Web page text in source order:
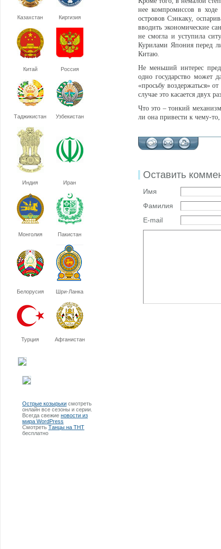
Казахстан Киргизия
Китай Россия
Таджикистан Узбекистан
Индия Иран
Монголия Пакистан
Белорусия Шри-Ланка
Турция Афганистан
Острые козырьки смотреть
онлайн все сезоны и серии.
Всегда свежие новости из
мира WordPress
Смотреть Танцы на ТНТ
бесплатно
нее компромиссов в ходе
островов Сэнкаку,
вводить экономические
не смогла и уступила
Курилами Япония перед
Китаю.
Не меньший интерес
одно государство может
«просьбу воздержаться»
случае это касается двух
Что это – тонкий
ли она привести к чему-
Оставить
Имя
Фамилия
E-mail